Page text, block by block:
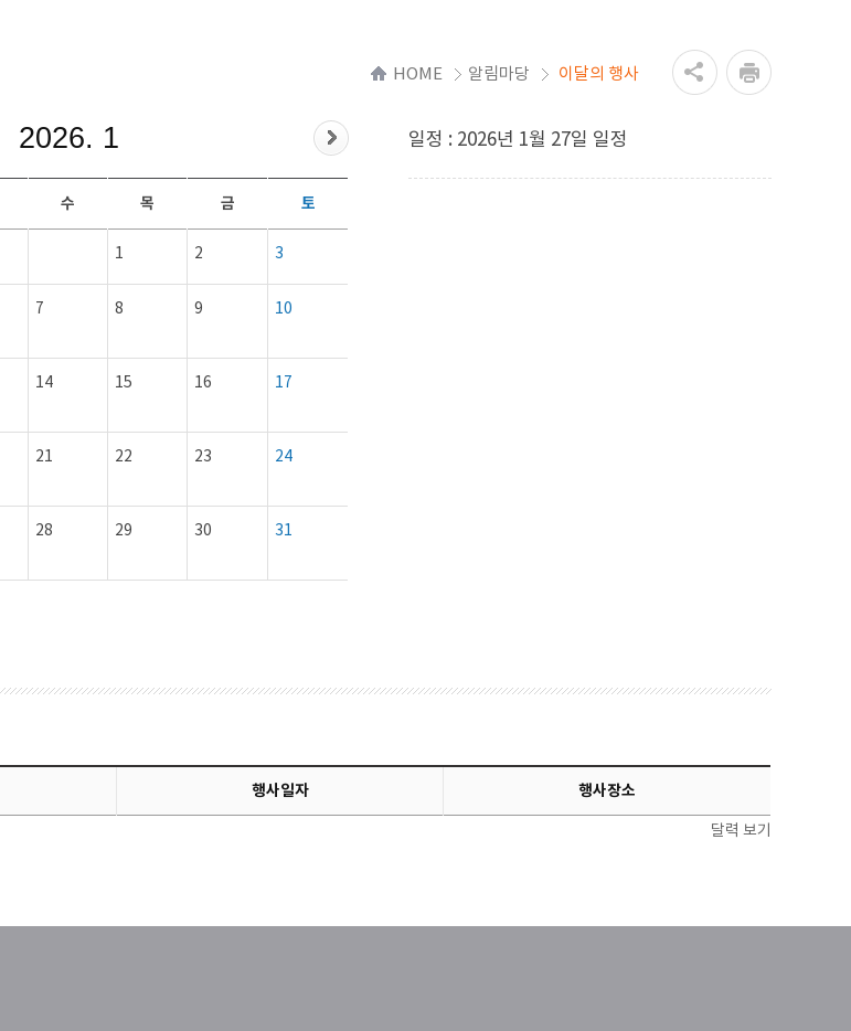
HOME 알림마당 이달의 행사
2026. 1
수 목 금 토
1 2 3
7 8 9 10
14 15 16 17
21 22 23 24
28 29 30 31
일정 : 2026년 1월 27일 일정
행사일자 행사장소
달력 보기